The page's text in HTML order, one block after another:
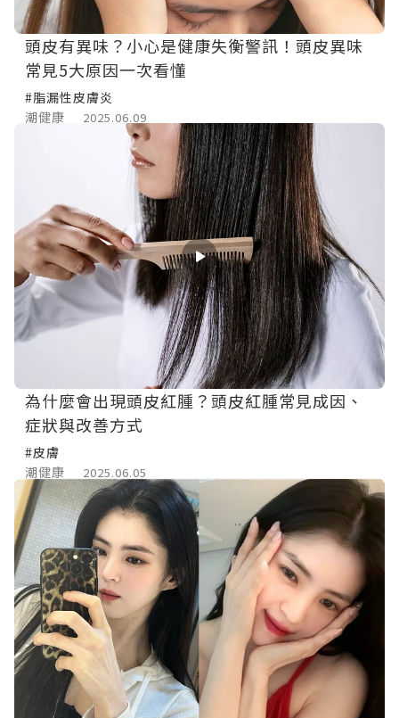
頭皮有異味？小心是健康失衡警訊！頭皮異味
常見5大原因一次看懂
#脂漏性皮膚炎
潮健康
2025.06.09
為什麼會出現頭皮紅腫？頭皮紅腫常見成因、
症狀與改善方式
#皮膚
潮健康
2025.06.05